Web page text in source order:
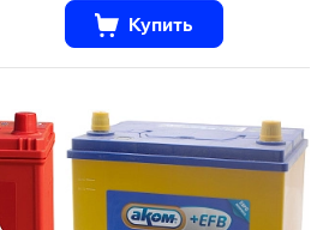
Купить